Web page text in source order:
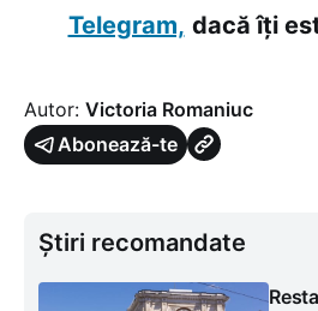
Telegram, dacă îți
Autor: Victoria Romaniuc
Abonează-te
Știri recomandate